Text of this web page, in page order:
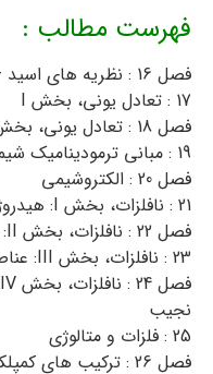
فهرست مطالب :
فصل 16 : نظریه های اسید – باز
17 : تعادل یونی، بخش I
فصل 18 : تعادل یونی، بخش II
19 : مبانی ترمودینامیک شیمیایی
فصل 20 : الکتروشیمی
21 : نافلزات، بخش I: هیدروژن و هالوژن ها
فصل 22 : نافلزات، بخش II: عناصر گروه IV A
23 : نافلزات، بخش III: عناصر گروه VA
نجیب
25 : فلزات و متالوژی
فصل 26 : ترکیب های کمپلکسی